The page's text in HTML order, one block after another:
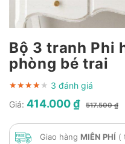
Bộ 3 tranh Phi
phòng bé trai
★★★★★
★★★★★
★★★★★ 3 đánh giá
Giá: 414.000 ₫ 517.500 ₫
Giao hàng MIỄN PHÍ (